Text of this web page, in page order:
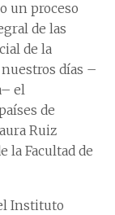
un proceso
de las
de la
días –
el
de
Ruiz
la Facultad de
Instituto